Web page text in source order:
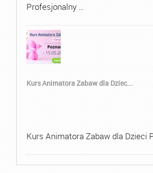
Profesjonalny …
Kurs Animatora Zabaw dla Dziec...
Kurs Animatora Zabaw dla Dzieci